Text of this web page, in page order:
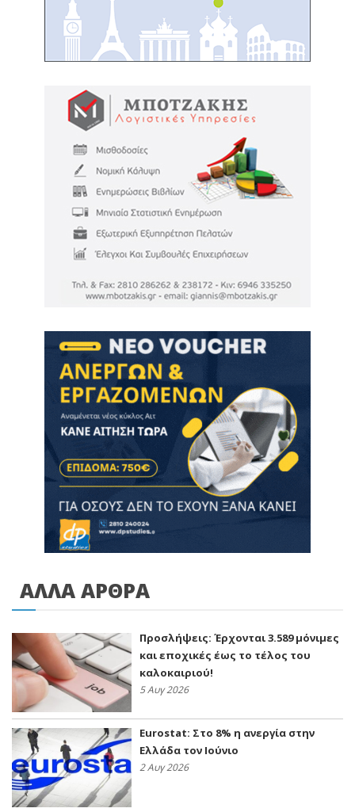
ΑΛΛΑ ΑΡΘΡΑ
Προσλήψεις: Έρχονται 3.589 μόνιμες
και εποχικές έως το τέλος του
καλοκαιριού!
5 Αυγ 2026
Eurostat: Στο 8% η ανεργία στην
Ελλάδα τον Ιούνιο
2 Αυγ 2026